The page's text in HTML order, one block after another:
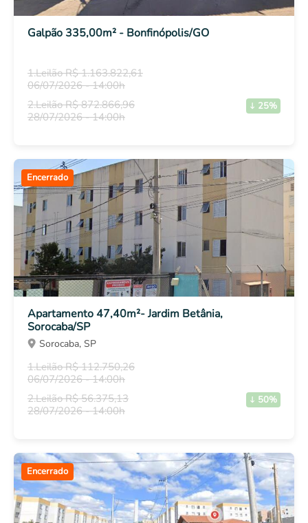
Galpão 335,00m² - Bonfinópolis/GO
1.Leilão R$ 1.163.822,61
06/07/2026 - 14:00h
2.Leilão R$ 872.866,96
28/07/2026 - 14:00h
25%
Encerrado
Apartamento 47,40m²- Jardim Betânia,
Sorocaba/SP
Sorocaba, SP
1.Leilão R$ 112.750,26
06/07/2026 - 14:00h
2.Leilão R$ 56.375,13
28/07/2026 - 14:00h
50%
Encerrado